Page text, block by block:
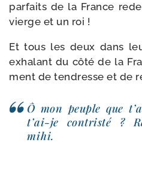
par­faits de la France
vierge et un roi !
Et tous les deux dans
exha­lant du côté de la
ment de ten­dresse et de
Ô mon peuple que
t’ai-​je contris­té ?
mihi.